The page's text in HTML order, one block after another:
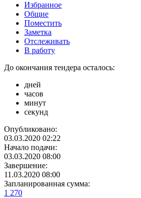
Избранное
Общие
Поместить
Заметка
Отслеживать
В работу
До окончания тендера осталось:
дней
часов
минут
секунд
Опубликовано:
03.03.2020 02:22
Начало подачи:
03.03.2020 08:00
Завершение:
11.03.2020 08:00
Запланированная сумма:
1 270